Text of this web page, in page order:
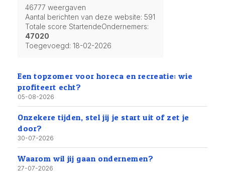
46777 weergaven
Aantal berichten van deze website: 591
Totale score StartendeOndernemers:
47020
Toegevoegd: 18-02-2026
Een topzomer voor horeca en recreatie: wie
profiteert echt?
05-08-2026
Onzekere tijden, stel jij je start uit of zet je
door?
30-07-2026
Waarom wil jij gaan ondernemen?
27-07-2026